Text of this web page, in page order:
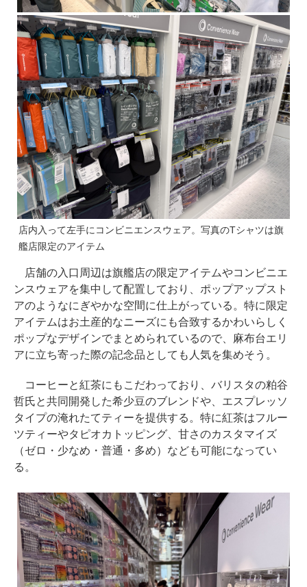
店内入って左手にコンビニエンスウェア。写真のTシャツは旗
艦店限定のアイテム
店舗の入口周辺は旗艦店の限定アイテムやコンビニエ
ンスウェアを集中して配置しており、ポップアップスト
アのようなにぎやかな空間に仕上がっている。特に限定
アイテムはお土産的なニーズにも合致するかわいらしく
ポップなデザインでまとめられているので、麻布台エリ
アに立ち寄った際の記念品としても人気を集めそう。
コーヒーと紅茶にもこだわっており、バリスタの粕谷
哲氏と共同開発した希少豆のブレンドや、エスプレッソ
タイプの淹れたてティーを提供する。特に紅茶はフルー
ツティーやタピオカトッピング、甘さのカスタマイズ
（ゼロ・少なめ・普通・多め）なども可能になってい
る。